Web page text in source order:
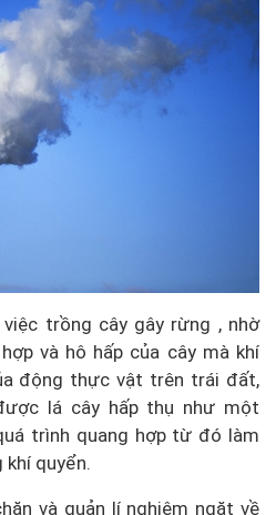
trồng cây gây rừng , nhờ
và hô hấp của cây mà khí
động thực vật trên trái đất,
lá cây hấp thụ như một
trình quang hợp từ đó làm
quyển.
và quản lí nghiêm ngặt về